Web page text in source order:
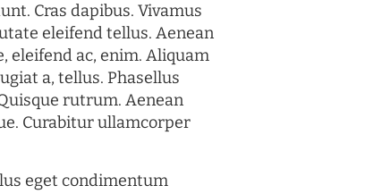
Cras dapibus. Vivamus
eleifend tellus. Aenean
eleifend ac, enim. Aliquam
a, tellus. Phasellus
rutrum. Aenean
Curabitur ullamcorper
eget condimentum